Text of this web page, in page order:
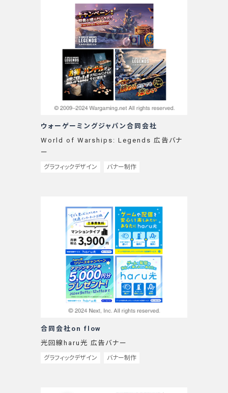
ウォーゲーミングジャパン合同会社
World of Warships: Legends 広告バナ
ー
グラフィックデザイン バナー制作
合同会社on flow
光回線haru光 広告バナー
グラフィックデザイン バナー制作